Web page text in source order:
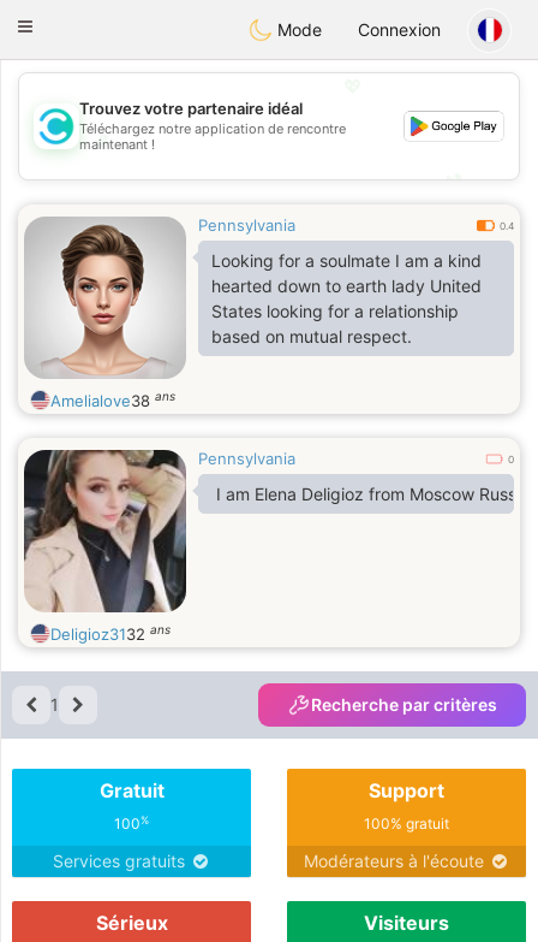
olombiaCitas
Toggle
Mode Connexion
💖
💕
Trouvez votre partenaire idéal
Téléchargez notre application de rencontre
maintenant !
Pennsylvania 0.4
Looking for a soulmate I am a kind
hearted down to earth lady United
States looking for a relationship
based on mutual respect.
Amelialove38 ans
Pennsylvania 0
I am Elena Deligioz from Moscow Russia
Deligioz3132 ans
1 Recherche par critères
Gratuit
100%
Services gratuits
Support
100% gratuit
Modérateurs à l'écoute
Sérieux Visiteurs